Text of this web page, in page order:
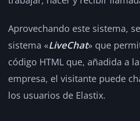
Aprovechando este sistema,
sistema «LiveChat» que
código HTML que, añadida a
empresa, el visitante puede
los usuarios de Elastix.